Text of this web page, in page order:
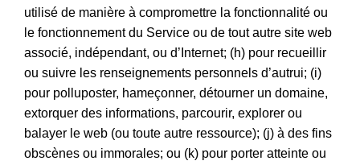
utilisé de manière à compromettre la fonctionnalité ou
le fonctionnement du Service ou de tout autre site web
associé, indépendant, ou d’Internet; (h) pour recueillir
ou suivre les renseignements personnels d’autrui; (i)
pour polluposter, hameçonner, détourner un domaine,
extorquer des informations, parcourir, explorer ou
balayer le web (ou toute autre ressource); (j) à des fins
obscènes ou immorales; ou (k) pour porter atteinte ou